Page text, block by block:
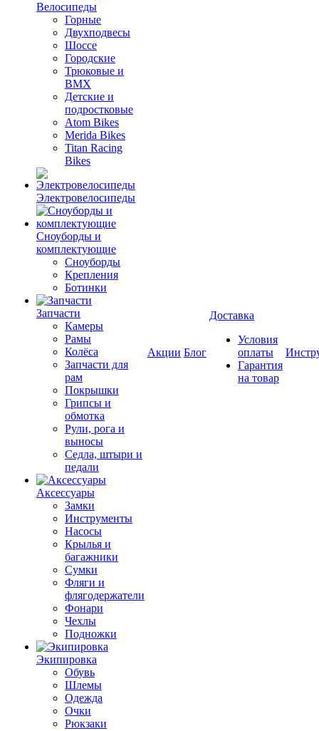
Велосипеды
Горные
Двухподвесы
Шоссе
Городские
Трюковые и
BMX
Детские и
подростковые
Atom Bikes
Merida Bikes
Titan Racing
Bikes
Электровелосипеды
Cноуборды и
комплектующие
Сноуборды
Крепления
Ботинки
Запчасти
Камеры
Рамы
Колёса
Запчасти для
рам
Покрышки
Грипсы и
обмотка
Рули, рога и
выносы
Седла, штыри и
педали
Аксессуары
Замки
Инструменты
Насосы
Крылья и
багажники
Сумки
Фляги и
флягодержатели
Фонари
Чехлы
Подножки
Экипировка
Обувь
Шлемы
Одежда
Очки
Рюкзаки
Акции Блог
Доставка
Условия
оплаты
Гарантия
на товар